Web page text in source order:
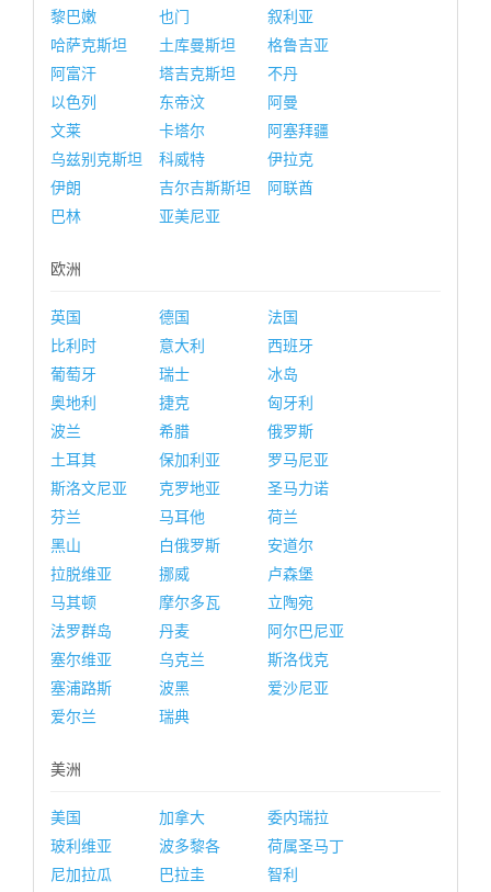
黎巴嫩
也门
叙利亚
哈萨克斯坦
土库曼斯坦
格鲁吉亚
阿富汗
塔吉克斯坦
不丹
以色列
东帝汶
阿曼
文莱
卡塔尔
阿塞拜疆
乌兹别克斯坦
科威特
伊拉克
伊朗
吉尔吉斯斯坦
阿联酋
巴林
亚美尼亚
欧洲
英国 德国
法国
比利时
意大利
西班牙
葡萄牙
瑞士
冰岛
奥地利
捷克
匈牙利
波兰
希腊
俄罗斯
土耳其
保加利亚
罗马尼亚
斯洛文尼亚
克罗地亚
圣马力诺
芬兰
马耳他
荷兰
黑山
白俄罗斯
安道尔
拉脱维亚
挪威
卢森堡
马其顿
摩尔多瓦
立陶宛
法罗群岛
丹麦
阿尔巴尼亚
塞尔维亚
乌克兰
斯洛伐克
塞浦路斯
波黑
爱沙尼亚
爱尔兰
瑞典
美洲
美国 加拿大
委内瑞拉
玻利维亚
波多黎各
荷属圣马丁
尼加拉瓜
巴拉圭
智利